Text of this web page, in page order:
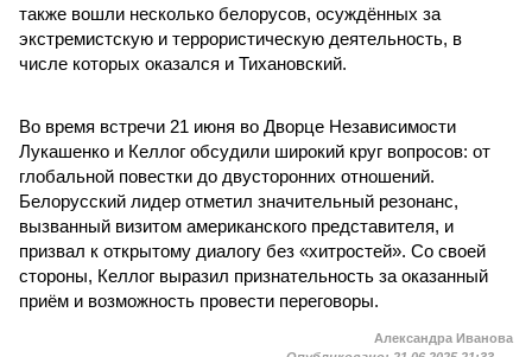
также вошли несколько белорусов, осуждённых за
экстремистскую и террористическую деятельность, в
числе которых оказался и Тихановский.
Во время встречи 21 июня во Дворце Независимости
Лукашенко и Келлог обсудили широкий круг вопросов: от
глобальной повестки до двусторонних отношений.
Белорусский лидер отметил значительный резонанс,
вызванный визитом американского представителя, и
призвал к открытому диалогу без «хитростей». Со своей
стороны, Келлог выразил признательность за оказанный
приём и возможность провести переговоры.
Александра Иванова